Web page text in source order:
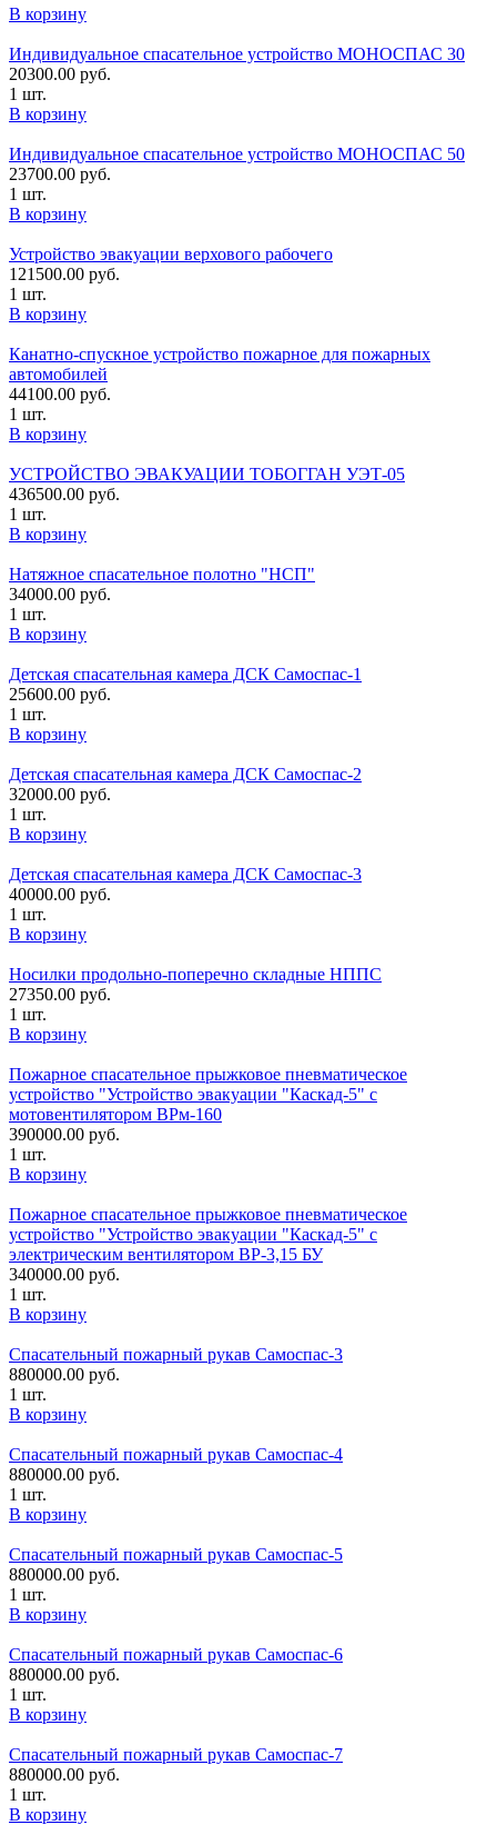
В корзину
Индивидуальное спасательное устройство МОНОСПАС 30
20300.00 руб.
1 шт.
В корзину
Индивидуальное спасательное устройство МОНОСПАС 50
23700.00 руб.
1 шт.
В корзину
Устройство эвакуации верхового рабочего
121500.00 руб.
1 шт.
В корзину
Канатно-спускное устройство пожарное для пожарных
автомобилей
44100.00 руб.
1 шт.
В корзину
УСТРОЙСТВО ЭВАКУАЦИИ ТОБОГГАН УЭТ-05
436500.00 руб.
1 шт.
В корзину
Натяжное спасательное полотно "НСП"
34000.00 руб.
1 шт.
В корзину
Детская спасательная камера ДСК Самоспас-1
25600.00 руб.
1 шт.
В корзину
Детская спасательная камера ДСК Самоспас-2
32000.00 руб.
1 шт.
В корзину
Детская спасательная камера ДСК Самоспас-3
40000.00 руб.
1 шт.
В корзину
Носилки продольно-поперечно складные НППС
27350.00 руб.
1 шт.
В корзину
Пожарное спасательное прыжковое пневматическое
устройство "Устройство эвакуации "Каскад-5" с
мотовентилятором ВРм-160
390000.00 руб.
1 шт.
В корзину
Пожарное спасательное прыжковое пневматическое
устройство "Устройство эвакуации "Каскад-5" с
электрическим вентилятором ВР-3,15 БУ
340000.00 руб.
1 шт.
В корзину
Спасательный пожарный рукав Самоспас-3
880000.00 руб.
1 шт.
В корзину
Спасательный пожарный рукав Самоспас-4
880000.00 руб.
1 шт.
В корзину
Спасательный пожарный рукав Самоспас-5
880000.00 руб.
1 шт.
В корзину
Спасательный пожарный рукав Самоспас-6
880000.00 руб.
1 шт.
В корзину
Спасательный пожарный рукав Самоспас-7
880000.00 руб.
1 шт.
В корзину